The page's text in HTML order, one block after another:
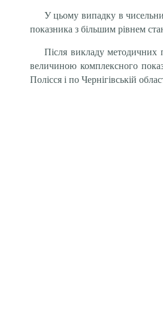
У цьому випадку в
показника з більшим рівнем
Після викладу методичних
величиною комплексного
Полісся і по Чернігівській